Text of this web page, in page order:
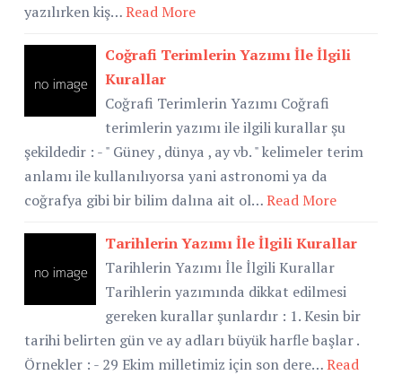
yazılırken kiş…Read More
Coğrafi Terimlerin Yazımı İle İlgili
Kurallar
Coğrafi Terimlerin Yazımı Coğrafi
terimlerin yazımı ile ilgili kurallar şu
şekildedir : - " Güney , dünya , ay vb. " kelimeler terim
anlamı ile kullanılıyorsa yani astronomi ya da
coğrafya gibi bir bilim dalına ait ol…Read More
Tarihlerin Yazımı İle İlgili Kurallar
Tarihlerin Yazımı İle İlgili Kurallar
Tarihlerin yazımında dikkat edilmesi
gereken kurallar şunlardır : 1. Kesin bir
tarihi belirten gün ve ay adları büyük harfle başlar .
Örnekler : - 29 Ekim milletimiz için son dere…Read